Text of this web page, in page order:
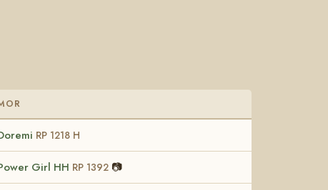
RP 1218 H
Girl HH RP 1392 📷